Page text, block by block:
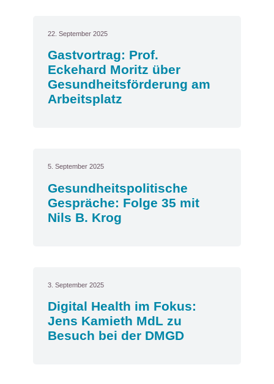
22. September 2025
Gastvortrag: Prof.
Eckehard Moritz über
Gesundheitsförderung am
Arbeitsplatz
5. September 2025
Gesundheitspolitische
Gespräche: Folge 35 mit
Nils B. Krog
3. September 2025
Digital Health im Fokus:
Jens Kamieth MdL zu
Besuch bei der DMGD